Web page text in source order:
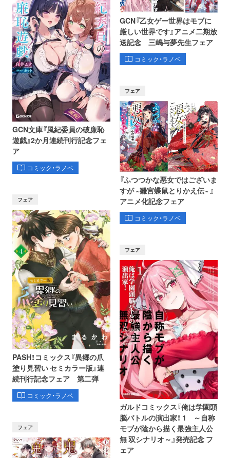
GCN文庫『風紀委員の破廉恥
遊戯』2か月連続刊行記念フェ
ア
コミック・ラノベ
GCN『乙女ゲー世界はモブに
厳しい世界です』アニメ二期放
送記念 三嶋与夢先生フェア
コミック・ラノベ
フェア
PASH！コミックス『異郷の爪
塗り見習い セミカラー版』連
続刊行記念フェア 第二弾
コミック・ラノベ
フェア
『ふつつかな悪女ではございま
すが ~雛宮蝶鼠とりかえ伝~ 』
アニメ化記念フェア
コミック・ラノベ
フェア
フェア
ガルドコミックス『俺は学園頭
脳バトルの演出家！ 1 ～自称
モブが陰から描く最強主人公
無 双シナリオ～』発売記念 フ
ェア